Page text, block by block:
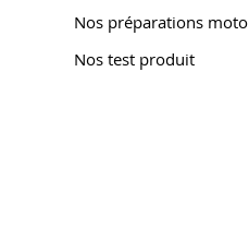
Nos préparations moto
Nos test produit